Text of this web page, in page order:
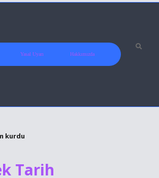
Yasal Uyarı Hakkımızda
kurdu
Tarih